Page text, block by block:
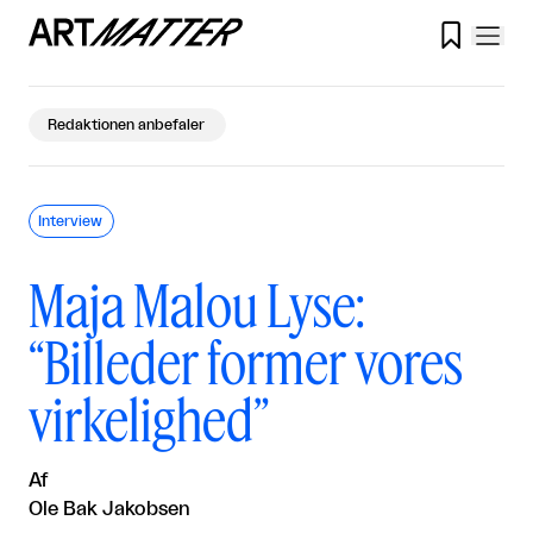

Redaktionen anbefaler
Maja Malou Lyse:
“Billeder former vores
virkelighed”
Af
Ole Bak Jakobsen
Interview